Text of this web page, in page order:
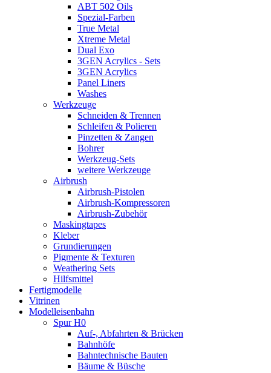
ABT 502 Oils
Spezial-Farben
True Metal
Xtreme Metal
Dual Exo
3GEN Acrylics - Sets
3GEN Acrylics
Panel Liners
Washes
Werkzeuge
Schneiden & Trennen
Schleifen & Polieren
Pinzetten & Zangen
Bohrer
Werkzeug-Sets
weitere Werkzeuge
Airbrush
Airbrush-Pistolen
Airbrush-Kompressoren
Airbrush-Zubehör
Maskingtapes
Kleber
Grundierungen
Pigmente & Texturen
Weathering Sets
Hilfsmittel
Fertigmodelle
Vitrinen
Modelleisenbahn
Spur H0
Auf-, Abfahrten & Brücken
Bahnhöfe
Bahntechnische Bauten
Bäume & Büsche